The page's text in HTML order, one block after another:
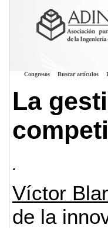
Congresos Buscar artículos
La
.
Víctor
de la